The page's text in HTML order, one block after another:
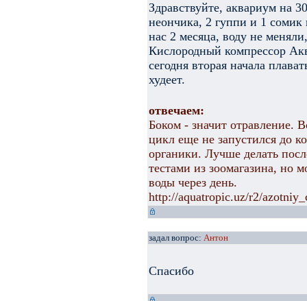
Здравствуйте, аквариум на
неончика, 2 гуппи и 1 сомик
нас 2 месяца, воду не
Кислородный компрессор
сегодня вторая начала
худеет.
отвечаем:
Боком - значит отравление.
цикл еще не запустился до
органики. Лучше делать
тестами из зоомагазина, но
воды через день.
http://aquatropic.uz/r2/
задал вопрос: Антон
Спасибо